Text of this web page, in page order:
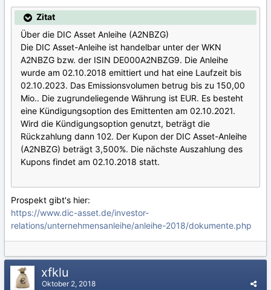
Zitat
Über die DIC Asset Anleihe (A2NBZG)
Die DIC Asset-Anleihe ist handelbar unter der WKN
A2NBZG bzw. der ISIN DE000A2NBZG9. Die Anleihe
wurde am 02.10.2018 emittiert und hat eine Laufzeit bis
02.10.2023. Das Emissionsvolumen betrug bis zu 150,00
Mio.. Die zugrundeliegende Währung ist EUR. Es besteht
eine Kündigungsoption des Emittenten am 02.10.2021.
Wird die Kündigungsoption genutzt, beträgt die
Rückzahlung dann 102. Der Kupon der DIC Asset-Anleihe
(A2NBZG) beträgt 3,500%. Die nächste Auszahlung des
Kupons findet am 02.10.2018 statt.
Prospekt gibt's hier:
https://www.dic-asset.de/investor-
relations/unternehmensanleihe/anleihe-2018/dokumente.php
xfklu
Oktober 2, 2018